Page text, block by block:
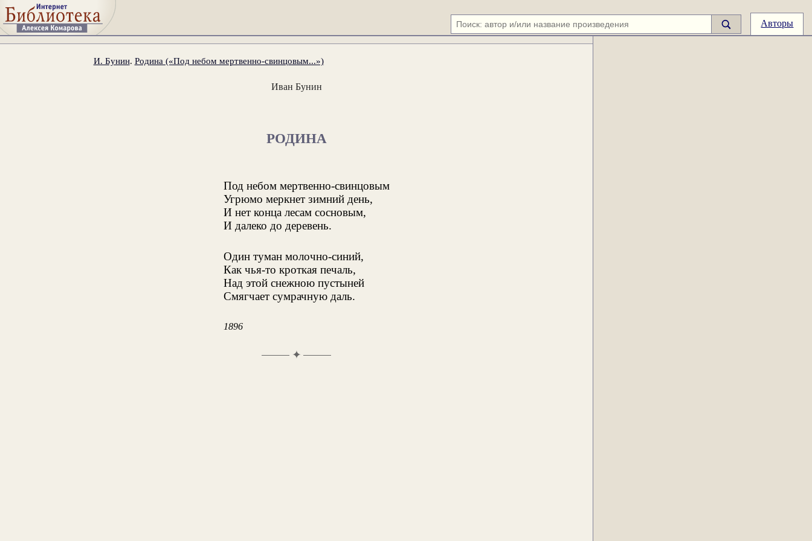
Авторы
И. Бунин. Родина («Под небом мертвенно-свинцовым...»)
Иван Бунин
РОДИНА
Под небом мертвенно-свинцовым
Угрюмо меркнет зимний день,
И нет конца лесам сосновым,
И далеко до деревень.
Один туман молочно-синий,
Как чья-то кроткая печаль,
Над этой снежною пустыней
Смягчает сумрачную даль.
1896
✦